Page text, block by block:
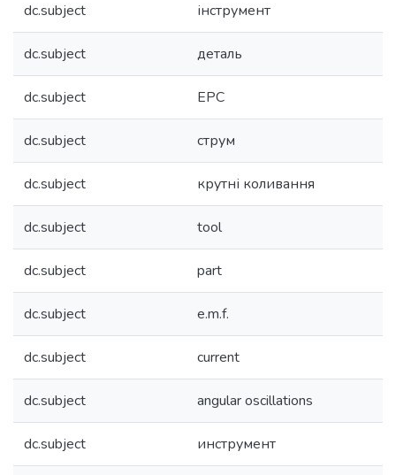
dc.subject інструмент
dc.subject деталь
dc.subject ЕРС
dc.subject струм
dc.subject крутні коливання
dc.subject tool
dc.subject part
dc.subject e.m.f.
dc.subject current
dc.subject angular oscillations
dc.subject инструмент